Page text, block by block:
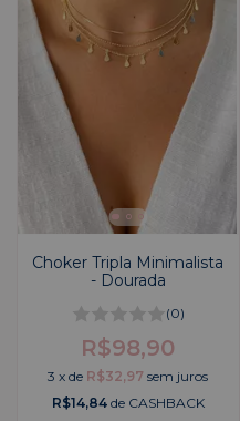
Choker Tripla Minimalista
- Dourada
(0)
R$98,90
3 xde R$32,97 sem juros
R$14,84de CASHBACK